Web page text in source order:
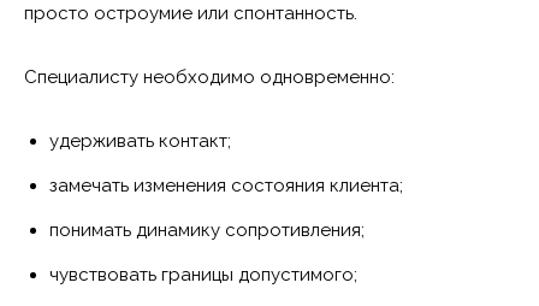
просто остроумие или спонтанность.
Специалисту необходимо одновременно:
удерживать контакт;
замечать изменения состояния клиента;
понимать динамику сопротивления;
чувствовать границы допустимого;